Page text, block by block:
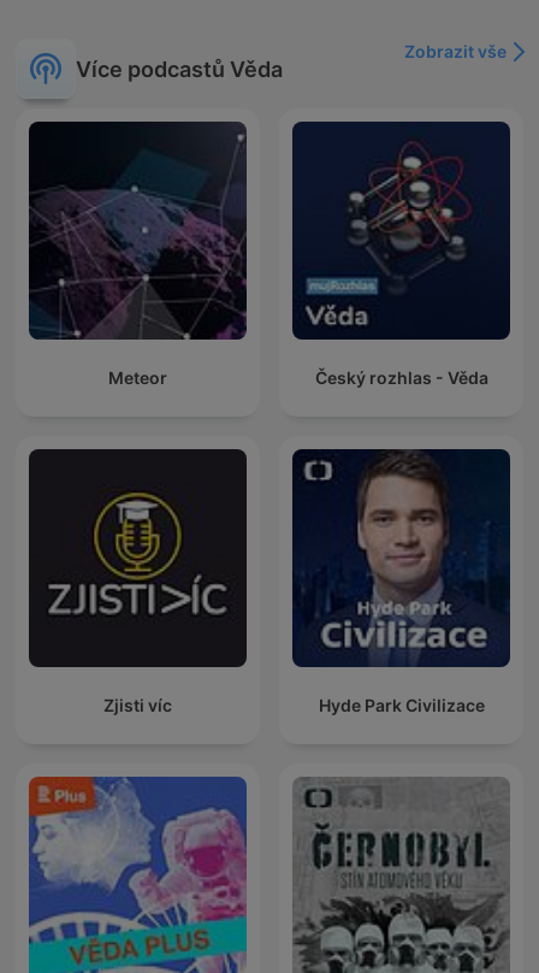
Více podcastů Věda
Zobrazit vše
Meteor Český rozhlas - Věda
Zjisti víc Hyde Park Civilizace